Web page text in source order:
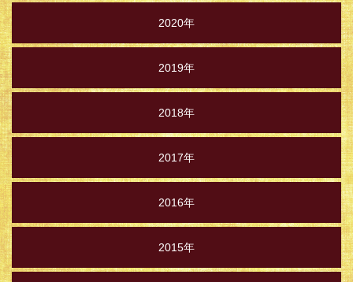
2020年
2019年
2018年
2017年
2016年
2015年